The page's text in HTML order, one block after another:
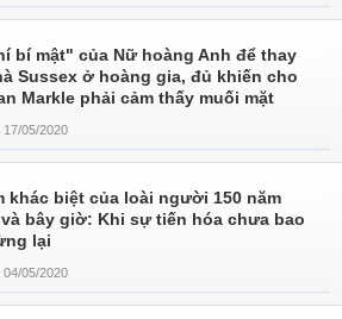
bí mật" của Nữ hoàng Anh để thay
Sussex ở hoàng gia, đủ khiến cho
Markle phải cảm thấy muối mặt
17/05/2020
khác biệt của loài người 150 năm
bây giờ: Khi sự tiến hóa chưa bao
lại
04/05/2020